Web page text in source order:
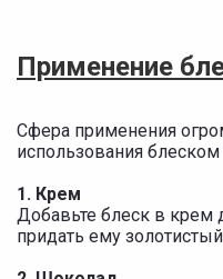
Применение
Сфера применения
использования
1. Крем
Добавьте блеск в крем
придать ему